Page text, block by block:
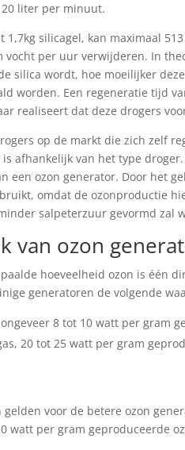
liter per minuut.
1,7kg silicagel, kan maximaal
vocht per uur verwijderen. In
silica wordt, hoe moeilijker
worden. Een regeneratie tijd
realiseert dat deze drogers
op de markt die zich zelf
afhankelijk van het type
een ozon generator. Door het
omdat de ozonproductie
salpeterzuur gevormd zal
van ozon
hoeveelheid ozon is één
generatoren de volgende
8 tot 10 watt per gram
20 tot 25 watt per gram
gelden voor de betere ozon
watt per gram geproduceerde